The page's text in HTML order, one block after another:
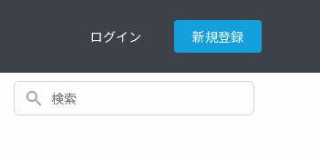
ログイン 新規登録
検索